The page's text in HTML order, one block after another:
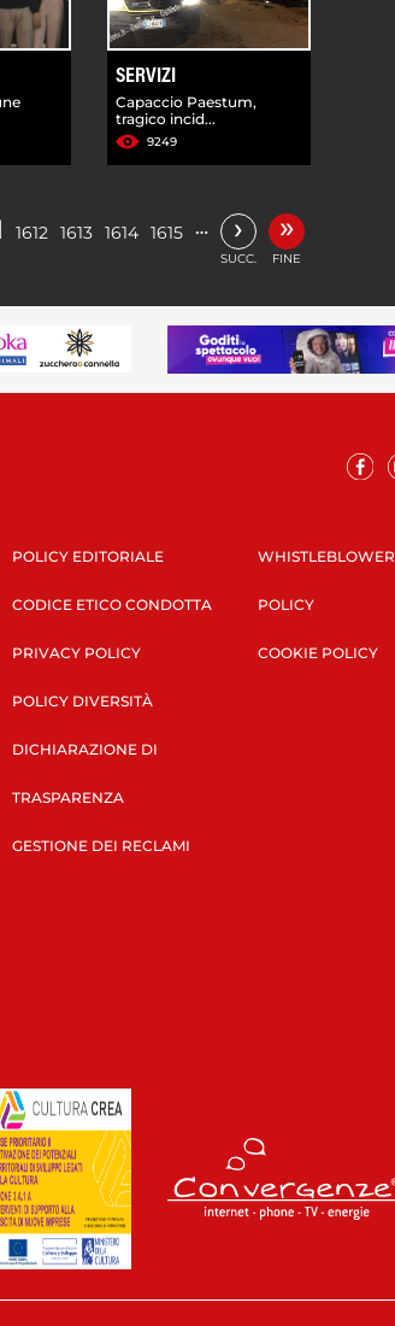
SERVIZI
Capaccio Paestum,
tragico incid...
9249
1612 1613 1614 1615 … ›
SUCC.
»
FINE
POLICY EDITORIALE
CODICE ETICO CONDOTTA
PRIVACY POLICY
POLICY DIVERSITÀ
DICHIARAZIONE DI
TRASPARENZA
GESTIONE DEI RECLAMI
WHISTLEBLOWER
POLICY
COOKIE POLICY